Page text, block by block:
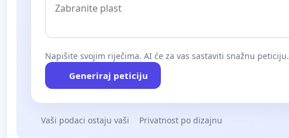
Napišite svojim riječima. AI će za vas sastaviti snažnu peticiju.
Generiraj peticiju
Vaši podaci ostaju vaši Privatnost po dizajnu